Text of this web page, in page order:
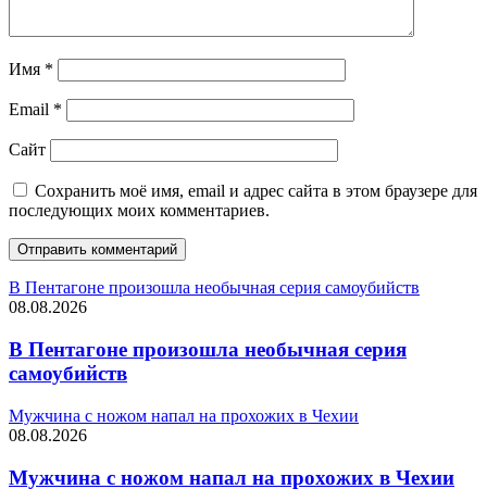
Имя *
Email *
Сайт
Сохранить моё имя, email и адрес сайта в этом браузере для
последующих моих комментариев.
В Пентагоне произошла необычная серия самоубийств
08.08.2026
В Пентагоне произошла необычная серия
самоубийств
Мужчина с ножом напал на прохожих в Чехии
08.08.2026
Мужчина с ножом напал на прохожих в Чехии